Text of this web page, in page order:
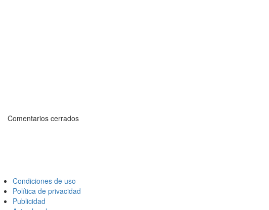
Comentarios cerrados
Condiciones de uso
Política de privacidad
Publicidad